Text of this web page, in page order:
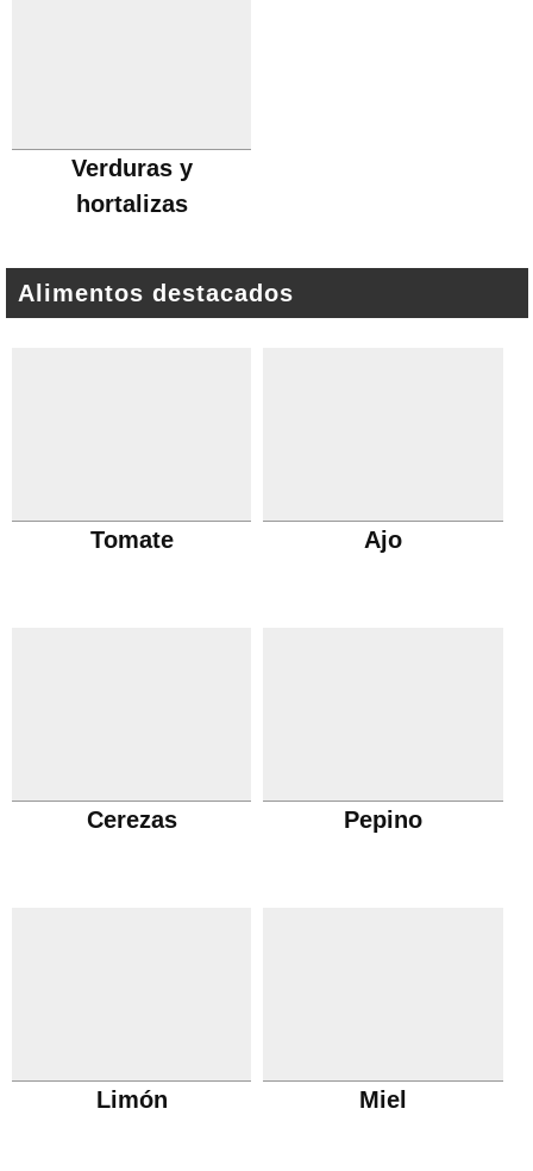
Verduras y
hortalizas
Alimentos destacados
Tomate Ajo
Cerezas Pepino
Limón Miel